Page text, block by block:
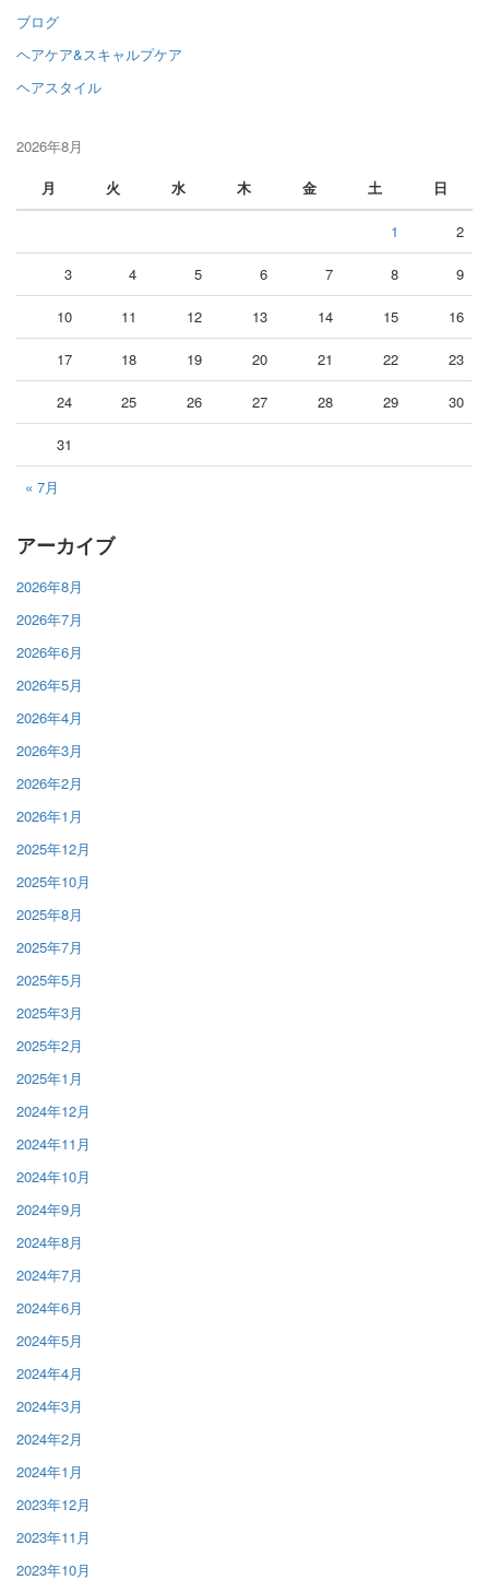
ブログ
ヘアケア&スキャルプケア
ヘアスタイル
2026年8月
月
火 水 木 金 土 日
« 7月
1 2
3 4 5 6 7 8 9
10 11 12 13 14 15 16
17 18 19 20 21 22 23
24 25 26 27 28 29 30
31
アーカイブ
2026年8月
2026年7月
2026年6月
2026年5月
2026年4月
2026年3月
2026年2月
2026年1月
2025年12月
2025年10月
2025年8月
2025年7月
2025年5月
2025年3月
2025年2月
2025年1月
2024年12月
2024年11月
2024年10月
2024年9月
2024年8月
2024年7月
2024年6月
2024年5月
2024年4月
2024年3月
2024年2月
2024年1月
2023年12月
2023年11月
2023年10月